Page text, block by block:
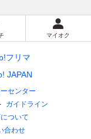
マイオク
フリマ
JAPAN
センター
ガイドライン
ついて
合わせ